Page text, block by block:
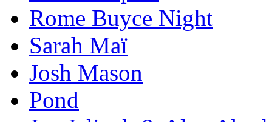
Rome Buyce Night
Sarah Maï
Josh Mason
Pond